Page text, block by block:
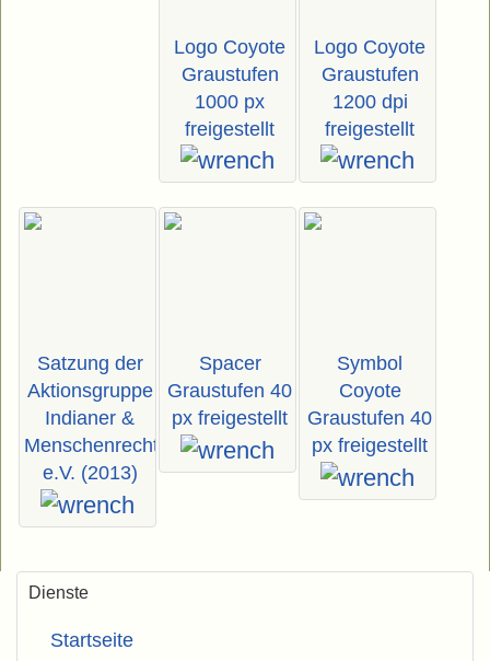
Logo Coyote
Graustufen
1000 px
freigestellt
Logo Coyote
Graustufen
1200 dpi
freigestellt
Satzung der
Aktionsgruppe
Indianer &
Menschenrechte
e.V. (2013)
Spacer
Graustufen 40
px freigestellt
Symbol
Coyote
Graustufen 40
px freigestellt
Dienste
Startseite